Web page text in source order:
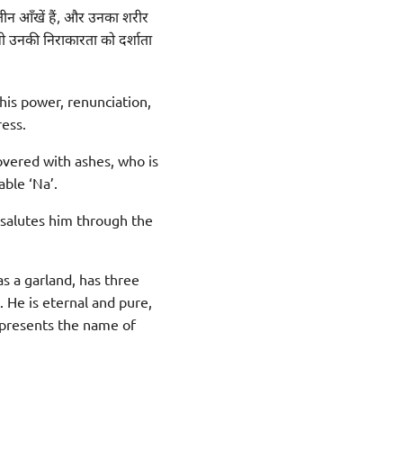
आँखें हैं, और उनका शरीर
निराकारता को दर्शाता
power, renunciation,
with ashes, who is
‘Na’.
him through the
a garland, has three
He is eternal and pure,
the name of